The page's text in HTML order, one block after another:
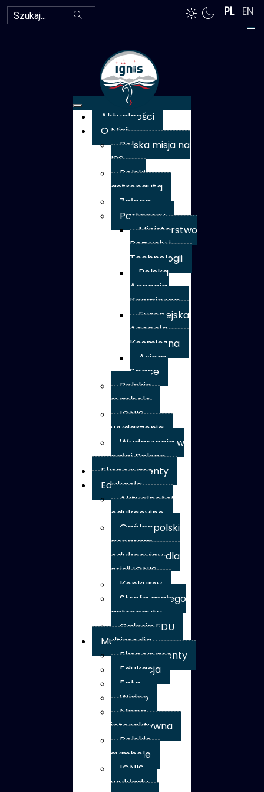
PL EN
Szukaj
Aktualności
O Misji
Polska misja na
ISS
Polski
astronauta
Załoga
Partnerzy
Ministerstwo
Rozwoju i
Technologii
Polska
Agencja
Kosmiczna
Europejska
Agencja
Kosmiczna
Axiom
Space
Polskie
symbole
IGNIS –
wydarzenia
Wydarzenia w
całej Polsce
Eksperymenty
Edukacja
Aktualności
edukacyjne
Ogólnopolski
program
edukacyjny dla
misji IGNIS
Konkursy
Strefa małego
astronauty
Galeria EDU
Multimedia
Eksperymenty
Edukacja
Foto
Wideo
Mapa
interaktywna
Polskie
symbole
IGNIS
wykłady